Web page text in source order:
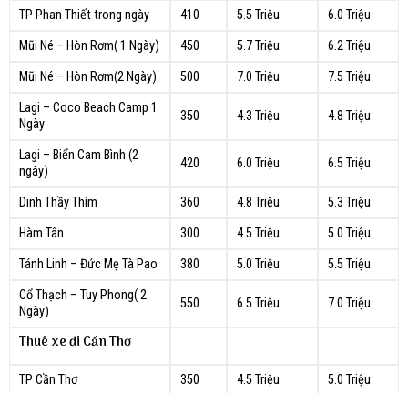
TP Phan Thiết trong ngày
410 5.5 Triệu
6.0 Triệu
Mũi Né – Hòn Rơm( 1 Ngày)
450 5.7 Triệu
6.2 Triệu
Mũi Né – Hòn Rơm(2 Ngày)
500 7.0 Triệu
7.5 Triệu
Lagi – Coco Beach Camp 1
Ngày
350 4.3 Triệu 4.8 Triệu
Lagi – Biển Cam Bình (2
ngày)
420 6.0 Triệu 6.5 Triệu
Dinh Thầy Thím 360 4.8 Triệu
5.3 Triệu
Hàm Tân
300 4.5 Triệu
5.0 Triệu
Tánh Linh – Đức Mẹ Tà Pao
380 5.0 Triệu
5.5 Triệu
Cổ Thạch – Tuy Phong( 2
Ngày)
550 6.5 Triệu 7.0 Triệu
Thuê xe đi Cần Thơ
TP Cần Thơ 350 4.5 Triệu
5.0 Triệu